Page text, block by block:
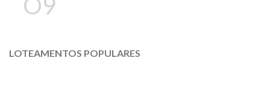
LOTEAMENTOS POPULARES